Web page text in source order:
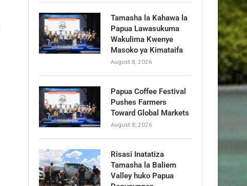
Tamasha la Kahawa la
Papua Lawasukuma
Wakulima Kwenye
Masoko ya Kimataifa
August 8, 2026
Papua Coffee Festival
Pushes Farmers
Toward Global Markets
August 8, 2026
Risasi Inatatiza
Tamasha la Baliem
Valley huko Papua